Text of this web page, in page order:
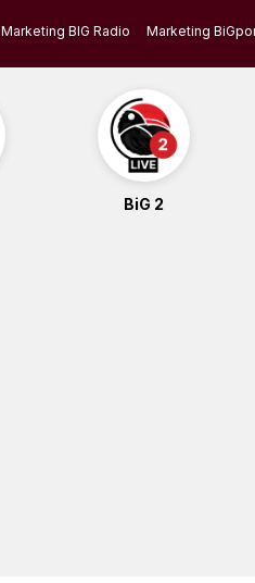
Marketing BIG Radio Marketing
BiG 2